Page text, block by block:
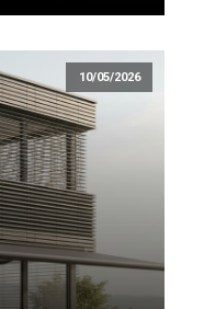
10/05/2026